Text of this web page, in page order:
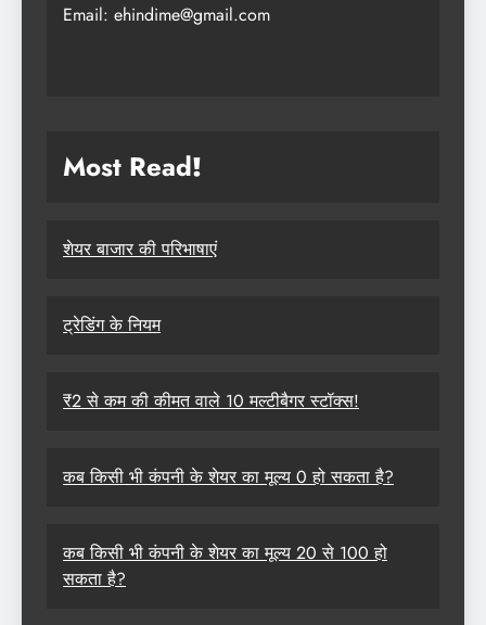
Email: ehindime@gmail.com
Most Read!
शेयर बाजार की परिभाषाएं
ट्रेडिंग के नियम
₹2 से कम की कीमत वाले 10 मल्टीबैगर स्टॉक्स!
कब किसी भी कंपनी के शेयर का मूल्य 0 हो सकता है?
कब किसी भी कंपनी के शेयर का मूल्य 20 से 100 हो
सकता है?